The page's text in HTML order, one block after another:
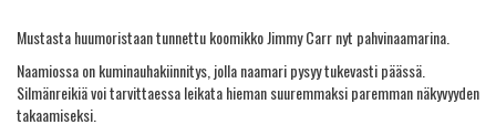
Mustasta huumoristaan tunnettu koomikko Jimmy Carr nyt pahvinaamarina.
Naamiossa on kuminauhakiinnitys, jolla naamari pysyy tukevasti päässä.
Silmänreikiä voi tarvittaessa leikata hieman suuremmaksi paremman näkyvyyden
takaamiseksi.